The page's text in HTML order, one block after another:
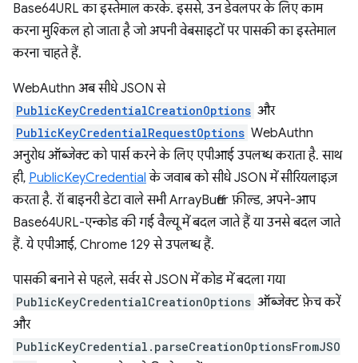
Base64URL का इस्तेमाल करके. इससे, उन डेवलपर के लिए काम
करना मुश्किल हो जाता है जो अपनी वेबसाइटों पर पासकी का इस्तेमाल
करना चाहते हैं.
WebAuthn अब सीधे JSON से
PublicKeyCredentialCreationOptions और
PublicKeyCredentialRequestOptions WebAuthn
अनुरोध ऑब्जेक्ट को पार्स करने के लिए एपीआई उपलब्ध कराता है. साथ
ही, PublicKeyCredential के जवाब को सीधे JSON में सीरियलाइज़
करता है. रॉ बाइनरी डेटा वाले सभी ArrayBuffer फ़ील्ड, अपने-आप
Base64URL-एन्कोड की गई वैल्यू में बदल जाते हैं या उनसे बदल जाते
हैं. ये एपीआई, Chrome 129 से उपलब्ध हैं.
पासकी बनाने से पहले, सर्वर से JSON में कोड में बदला गया
PublicKeyCredentialCreationOptions ऑब्जेक्ट फ़ेच करें
और
PublicKeyCredential.parseCreationOptionsFromJSO